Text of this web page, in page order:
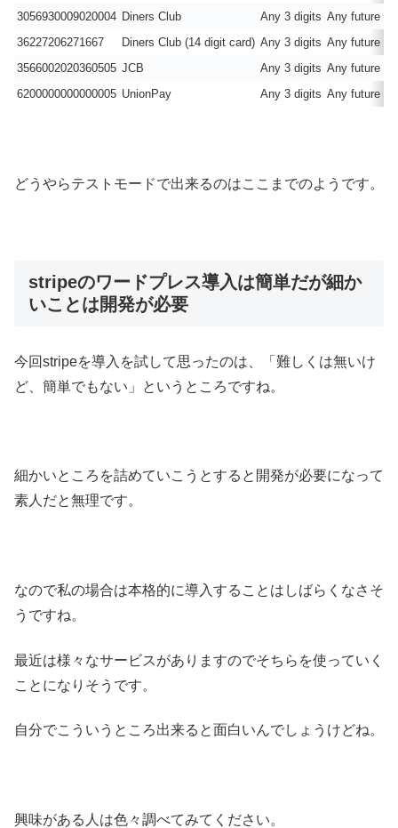
3056930009020004 Diners Club Any 3 digits Any future
36227206271667
Diners Club (14 digit card) Any 3 digits Any future
3566002020360505 JCB Any 3 digits Any future
6200000000000005 UnionPay Any 3 digits Any future
どうやらテストモードで出来るのはここまでのようです。
stripeのワードプレス導入は簡単だが細か
いことは開発が必要
今回stripeを導入を試して思ったのは、「難しくは無いけ
ど、簡単でもない」というところですね。
細かいところを詰めていこうとすると開発が必要になって
素人だと無理です。
なので私の場合は本格的に導入することはしばらくなさそ
うですね。
最近は様々なサービスがありますのでそちらを使っていく
ことになりそうです。
自分でこういうところ出来ると面白いんでしょうけどね。
興味がある人は色々調べてみてください。